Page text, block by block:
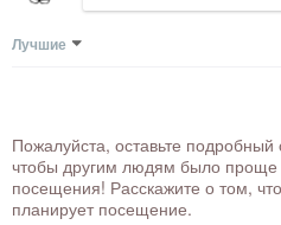
Лучшие
Пожалуйста, оставьте
чтобы другим людям было
посещения! Расскажите о том,
планирует посещение.